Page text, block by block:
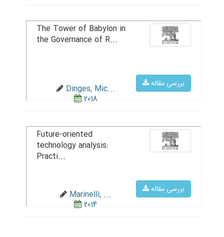
بررسی مقاله
The Tower of Babylon in
the Governance of R...
Dinges, Mic...
2018
بررسی مقاله
Future-oriented
technology analysis:
Practi...
Marinelli, ...
2014